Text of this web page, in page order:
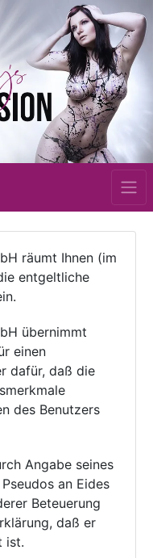
räumt Ihnen (im
entgeltliche
übernimmt
einen
dafür, daß die
des Benutzers
Angabe seines
an Eides
Beteuerung
daß er
ist.